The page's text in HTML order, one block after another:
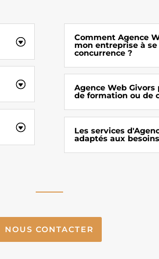
Comment Agence
mon entreprise à
concurrence ?
Agence Web
de formation ou de
Les services
adaptés aux
NOUS CONTACTER